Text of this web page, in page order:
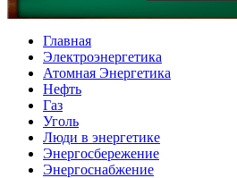
Главная
Электроэнергетика
Атомная Энергетика
Нефть
Газ
Уголь
Люди в энергетике
Энергосбережение
Энергоснабжение